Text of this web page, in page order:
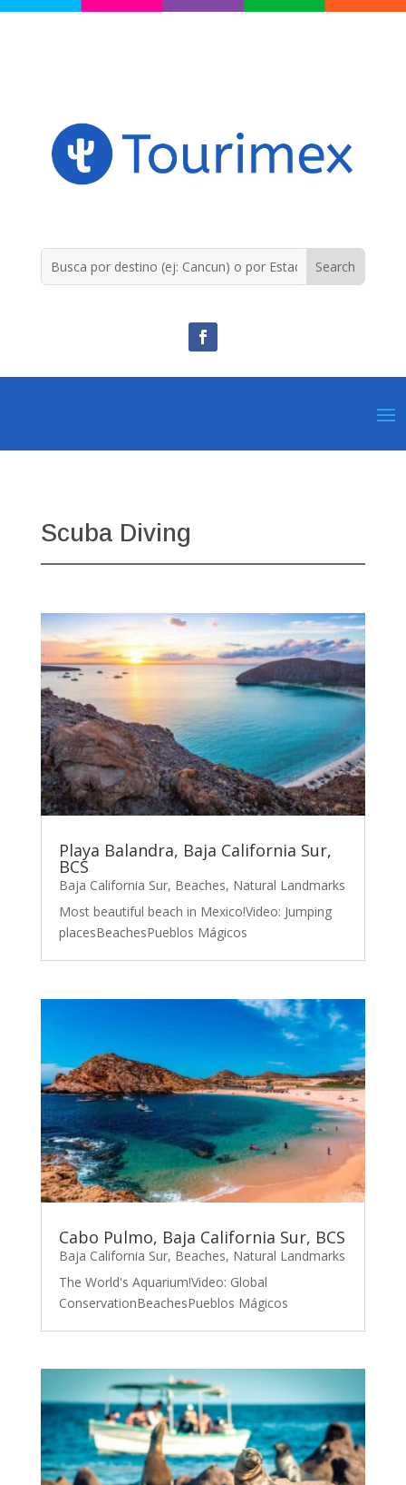
Scuba Diving
Playa Balandra, Baja California Sur,
BCS
Baja California Sur, Beaches, Natural Landmarks
Most beautiful beach in Mexico!Video: Jumping
placesBeachesPueblos Mágicos
Cabo Pulmo, Baja California Sur, BCS
Baja California Sur, Beaches, Natural Landmarks
The World's Aquarium!Video: Global
ConservationBeachesPueblos Mágicos